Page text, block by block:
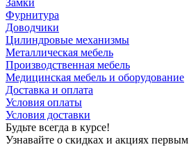
Замки
Фурнитура
Доводчики
Цилиндровые механизмы
Металлическая мебель
Производственная мебель
Медицинская мебель и оборудование
Доставка и оплата
Условия оплаты
Условия доставки
Будьте всегда в курсе!
Узнавайте о скидках и акциях первым